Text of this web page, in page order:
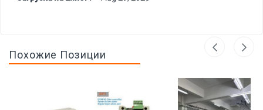
Похожие Позиции